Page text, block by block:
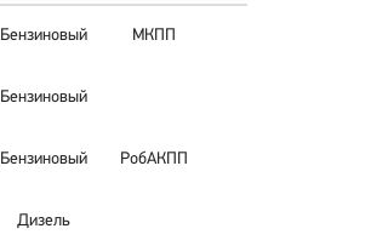
Бензиновый МКПП
Бензиновый
Бензиновый РобАКПП
Дизель